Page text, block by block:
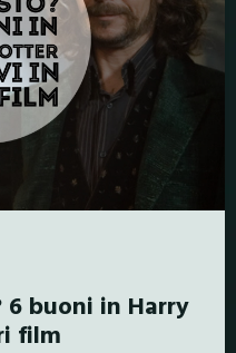
6 buoni in Harry
film